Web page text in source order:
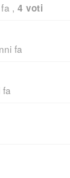
, 4 voti
fa
fa